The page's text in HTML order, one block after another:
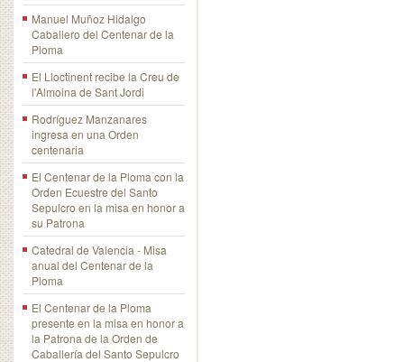
Manuel Muñoz Hidalgo
Caballero del Centenar de la
Ploma
El Lloctinent recibe la Creu de
l'Almoina de Sant Jordi
Rodríguez Manzanares
ingresa en una Orden
centenaria
El Centenar de la Ploma con la
Orden Ecuestre del Santo
Sepulcro en la misa en honor a
su Patrona
Catedral de Valencia - Misa
anual del Centenar de la
Ploma
El Centenar de la Ploma
presente en la misa en honor a
la Patrona de la Orden de
Caballería del Santo Sepulcro